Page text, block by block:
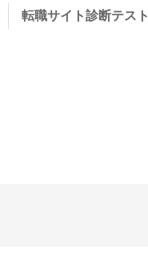
転職サイト診断テスト